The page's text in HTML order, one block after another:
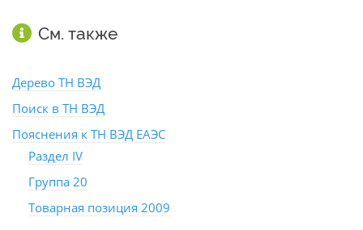
См. также
Дерево ТН ВЭД
Поиск в ТН ВЭД
Пояснения к ТН ВЭД ЕАЭС
Раздел IV
Группа 20
Товарная позиция 2009